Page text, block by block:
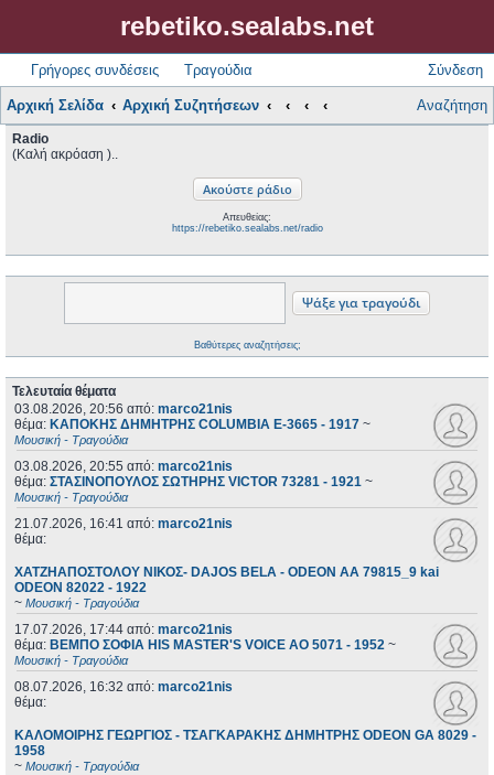
rebetiko.sealabs.net
Γρήγορες συνδέσεις Τραγούδια Σύνδεση
Αρχική Σελίδα Αρχική Συζητήσεων Αναζήτηση
Radio
(Καλή ακρόαση )..
Απευθείας:
https://rebetiko.sealabs.net/radio
Βαθύτερες αναζητήσεις;
Τελευταία θέματα
03.08.2026, 20:56 από: marco21nis
θέμα: ΚΑΠΟΚΗΣ ΔΗΜΗΤΡΗΣ COLUMBIA E-3665 - 1917 ~
Μουσική - Τραγούδια
03.08.2026, 20:55 από: marco21nis
θέμα: ΣΤΑΣΙΝΟΠΟΥΛΟΣ ΣΩΤΗΡΗΣ VICTOR 73281 - 1921 ~
Μουσική - Τραγούδια
21.07.2026, 16:41 από: marco21nis
θέμα:
ΧΑΤΖΗΑΠΟΣΤΟΛΟΥ ΝΙΚΟΣ- DAJOS BELA - ODEON AA 79815_9 kai
ODEON 82022 - 1922
~ Μουσική - Τραγούδια
17.07.2026, 17:44 από: marco21nis
θέμα: ΒΕΜΠΟ ΣΟΦΙΑ HIS MASTER'S VOICE AO 5071 - 1952 ~
Μουσική - Τραγούδια
08.07.2026, 16:32 από: marco21nis
θέμα:
ΚΑΛΟΜΟΙΡΗΣ ΓΕΩΡΓΙΟΣ - ΤΣΑΓΚΑΡΑΚΗΣ ΔΗΜΗΤΡΗΣ ODEON GA 8029 -
1958
~ Μουσική - Τραγούδια